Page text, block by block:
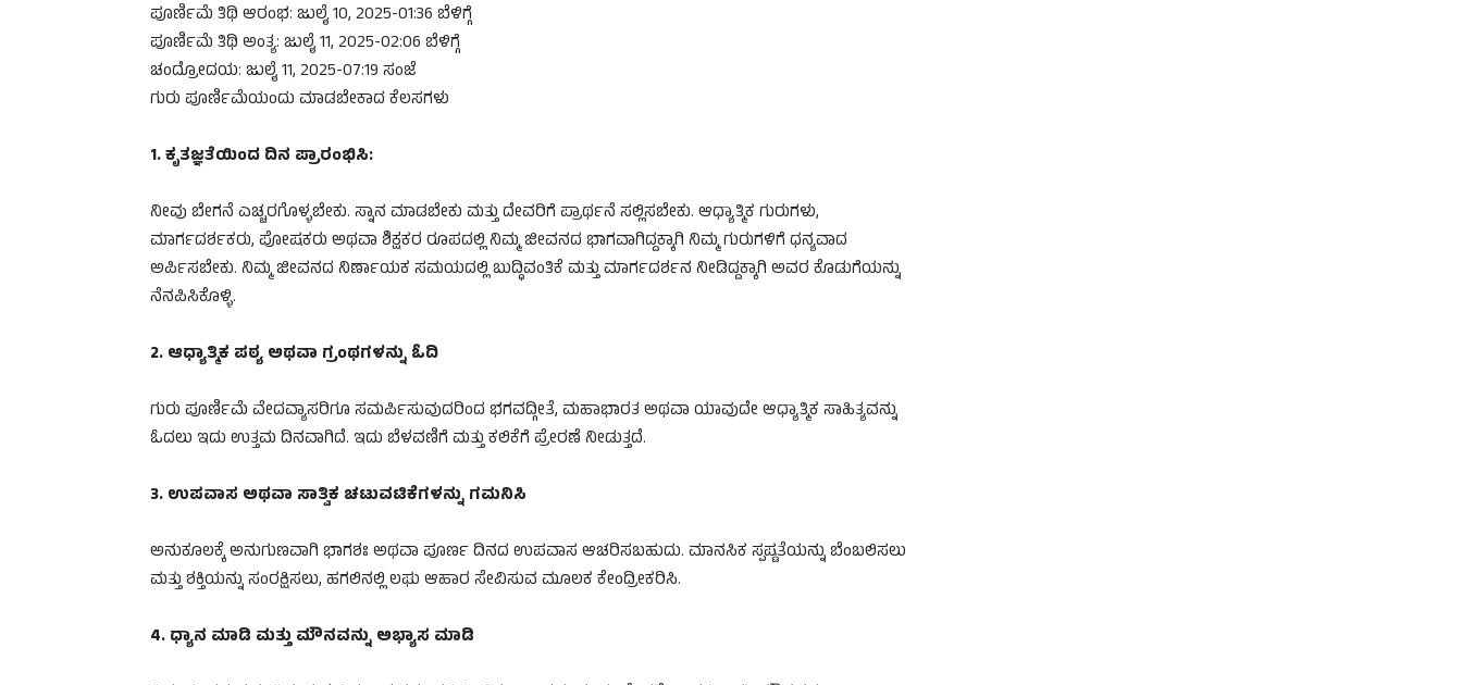
ಪೂರ್ಣಿಮೆ ತಿಥಿ ಆರಂಭ: ಜುಲೈ 10, 2025-01:36 ಬೆಳಿಗ್ಗೆ
ಪೂರ್ಣಿಮೆ ತಿಥಿ ಅಂತ್ಯ: ಜುಲೈ 11, 2025-02:06 ಬೆಳಿಗ್ಗೆ
ಚಂದ್ರೋದಯ: ಜುಲೈ 11, 2025-07:19 ಸಂಜೆ
ಗುರು ಪೂರ್ಣಿಮೆಯಂದು ಮಾಡಬೇಕಾದ ಕೆಲಸಗಳು
1. ಕೃತಜ್ಞತೆಯಿಂದ ದಿನ ಪ್ರಾರಂಭಿಸಿ:
ನೀವು ಬೇಗನೆ ಎಚ್ಚರಗೊಳ್ಳಬೇಕು. ಸ್ನಾನ ಮಾಡಬೇಕು ಮತ್ತು ದೇವರಿಗೆ ಪ್ರಾರ್ಥನೆ ಸಲ್ಲಿಸಬೇಕು. ಆಧ್ಯಾತ್ಮಿಕ ಗುರುಗಳು,
ಮಾರ್ಗದರ್ಶಕರು, ಪೋಷಕರು ಅಥವಾ ಶಿಕ್ಷಕರ ರೂಪದಲ್ಲಿ ನಿಮ್ಮ ಜೀವನದ ಭಾಗವಾಗಿದ್ದಕ್ಕಾಗಿ ನಿಮ್ಮ ಗುರುಗಳಿಗೆ ಧನ್ಯವಾದ
ಅರ್ಪಿಸಬೇಕು. ನಿಮ್ಮ ಜೀವನದ ನಿರ್ಣಾಯಕ ಸಮಯದಲ್ಲಿ ಬುದ್ಧಿವಂತಿಕೆ ಮತ್ತು ಮಾರ್ಗದರ್ಶನ ನೀಡಿದ್ದಕ್ಕಾಗಿ ಅವರ ಕೊಡುಗೆಯನ್ನು
ನೆನಪಿಸಿಕೊಳ್ಳಿ.
2. ಆಧ್ಯಾತ್ಮಿಕ ಪಠ್ಯ ಅಥವಾ ಗ್ರಂಥಗಳನ್ನು ಓದಿ
ಗುರು ಪೂರ್ಣಿಮೆ ವೇದವ್ಯಾಸರಿಗೂ ಸಮರ್ಪಿಸುವುದರಿಂದ ಭಗವದ್ಗೀತೆ, ಮಹಾಭಾರತ ಅಥವಾ ಯಾವುದೇ ಆಧ್ಯಾತ್ಮಿಕ ಸಾಹಿತ್ಯವನ್ನು
ಓದಲು ಇದು ಉತ್ತಮ ದಿನವಾಗಿದೆ. ಇದು ಬೆಳವಣಿಗೆ ಮತ್ತು ಕಲಿಕೆಗೆ ಪ್ರೇರಣೆ ನೀಡುತ್ತದೆ.
3. ಉಪವಾಸ ಅಥವಾ ಸಾತ್ವಿಕ ಚಟುವಟಿಕೆಗಳನ್ನು ಗಮನಿಸಿ
ಅನುಕೂಲಕ್ಕೆ ಅನುಗುಣವಾಗಿ ಭಾಗಶಃ ಅಥವಾ ಪೂರ್ಣ ದಿನದ ಉಪವಾಸ ಆಚರಿಸಬಹುದು. ಮಾನಸಿಕ ಸ್ಪಷ್ಟತೆಯನ್ನು ಬೆಂಬಲಿಸಲು
ಮತ್ತು ಶಕ್ತಿಯನ್ನು ಸಂರಕ್ಷಿಸಲು, ಹಗಲಿನಲ್ಲಿ ಲಘು ಆಹಾರ ಸೇವಿಸುವ ಮೂಲಕ ಕೇಂದ್ರೀಕರಿಸಿ.
4. ಧ್ಯಾನ ಮಾಡಿ ಮತ್ತು ಮೌನವನ್ನು ಅಭ್ಯಾಸ ಮಾಡಿ